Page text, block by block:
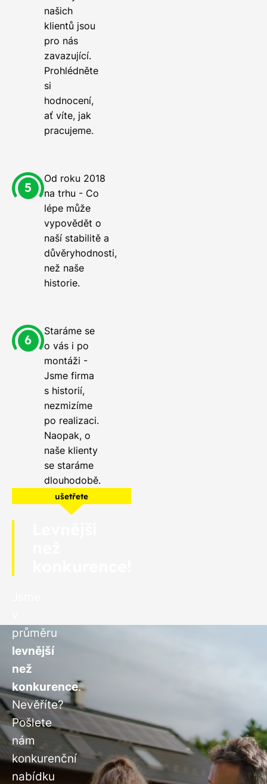
našich
klientů jsou
pro nás
zavazující.
Prohlédněte
si
hodnocení,
ať víte, jak
pracujeme.
Od roku 2018
na trhu - Co
lépe může
vypovědět o
naší stabilitě a
důvěryhodnosti,
než naše
historie.
Staráme se
o vás i po
montáži -
Jsme firma
s historií,
nezmizíme
po realizaci.
Naopak, o
naše klienty
se staráme
dlouhodobě.
ušetřete
průměru
levnější
než
konkurence.
Nevěříte?
Pošlete
nám
konkurenční
nabídku